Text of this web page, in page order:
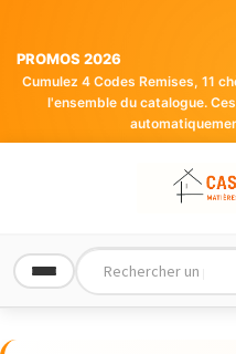
PROMOS 2026
Cumulez 4 Codes Remises, 11
l'ensemble du catalogue.